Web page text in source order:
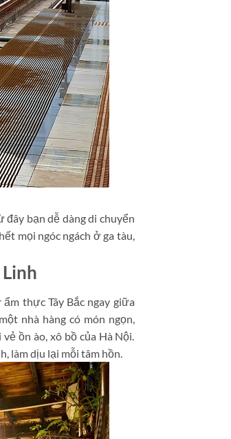
đây bạn dễ dàng di chuyển
mọi ngóc ngách ở ga tàu,
thực Tây Bắc ngay giữa
nhà hàng có món ngọn,
ồn ào, xô bồ của Hà Nội.
làm dịu lại mỗi tâm hồn.